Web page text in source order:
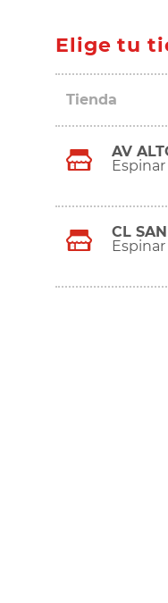
Elige tu
Tienda
AV
Espinar
CL
Espinar